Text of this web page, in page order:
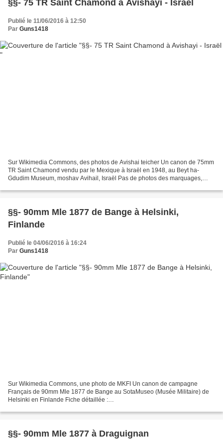
§§- 75 TR Saint Chamond à Avishayi - Israël
Publié le 11/06/2016 à 12:50
Par Guns1418
Sur Wikimedia Commons, des photos de Avishai teicher Un canon de 75mm
TR Saint Chamond vendu par le Mexique à Israël en 1948, au Beyt ha-
Gdudim Museum, moshav Avihail, Israël Pas de photos des marquages,
§§- 90mm Mle 1877 de Bange à Helsinki,
Finlande
Publié le 04/06/2016 à 16:24
Par Guns1418
Sur Wikimedia Commons, une photo de MKFI Un canon de campagne
Français de 90mm Mle 1877 de Bange au SotaMuseo (Musée Militaire) de
Helsinki en Finlande Fiche détaillée :
IdCanonAffiche=1...
§§- 90mm Mle 1877 à Draguignan